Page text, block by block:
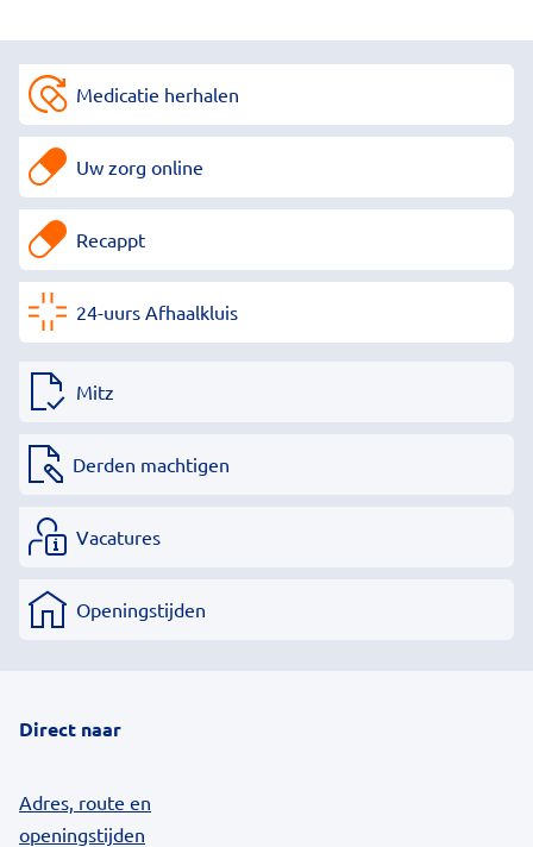
Medicatie herhalen
Uw zorg online
Recappt
24-uurs Afhaalkluis
Mitz
Derden machtigen
Vacatures
Openingstijden
Direct naar
Adres, route en
openingstijden